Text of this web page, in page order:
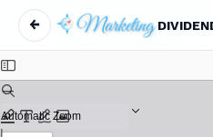
←
Return to Article Details